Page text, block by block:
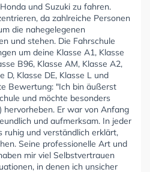
und Suzuki zu fahren.
da zahlreiche Personen
die nahegelegenen
und stehen. Die Fahrschule
um deine Klasse A1, Klasse
B96, Klasse AM, Klasse A2,
D, Klasse DE, Klasse L und
Bewertung: "Ich bin äußerst
und möchte besonders
hervorheben. Er war von Anfang
und aufmerksam. In jeder
ruhig und verständlich erklärt,
Seine professionelle Art und
mir viel Selbstvertrauen
in denen ich unsicher